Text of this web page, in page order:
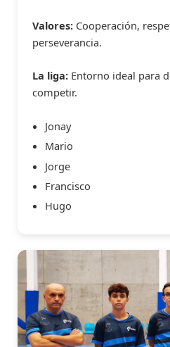
Valores: Cooperación,
perseverancia.
La liga: Entorno ideal para
competir.
Jonay
Mario
Jorge
Francisco
Hugo